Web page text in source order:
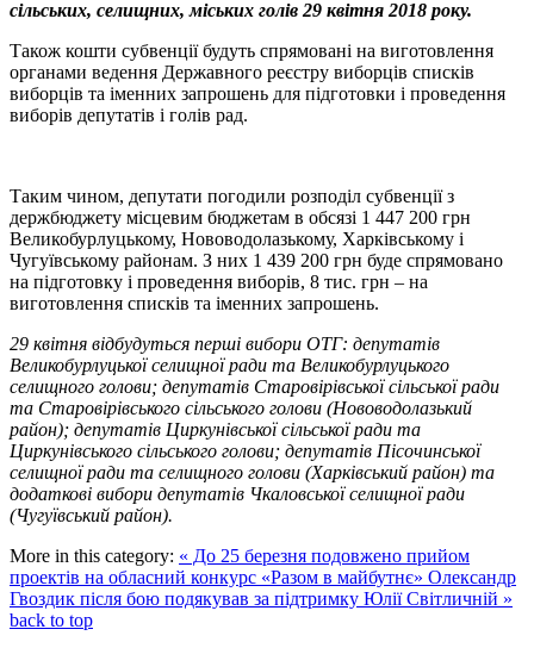
сільських, селищних, міських голів 29 квітня 2018 року.
Також кошти субвенції будуть спрямовані на виготовлення
органами ведення Державного реєстру виборців списків
виборців та іменних запрошень для підготовки і проведення
виборів депутатів і голів рад.
Таким чином, депутати погодили розподіл субвенції з
держбюджету місцевим бюджетам в обсязі 1 447 200 грн
Великобурлуцькому, Нововодолазькому, Харківському і
Чугуївському районам. З них 1 439 200 грн буде спрямовано
на підготовку і проведення виборів, 8 тис. грн – на
виготовлення списків та іменних запрошень.
29 квітня відбудуться перші вибори ОТГ: депутатів
Великобурлуцької селищної ради та Великобурлуцького
селищного голови; депутатів Старовірівської сільської ради
та Старовірівського сільського голови (Нововодолазький
район); депутатів Циркунівської сільської ради та
Циркунівського сільського голови; депутатів Пісочинської
селищної ради та селищного голови (Харківський район) та
додаткові вибори депутатів Чкаловської селищної ради
(Чугуївський район).
More in this category: « До 25 березня подовжено прийом
проектів на обласний конкурс «Разом в майбутнє» Олександр
Гвоздик після бою подякував за підтримку Юлії Світличній »
back to top